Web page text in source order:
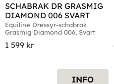
SCHABRAK DR GRASMIG
DIAMOND 006 SVART
Equiline Dressyr-schabrak
Grasmig Diamond 006, Svart
1 599 kr
INFO